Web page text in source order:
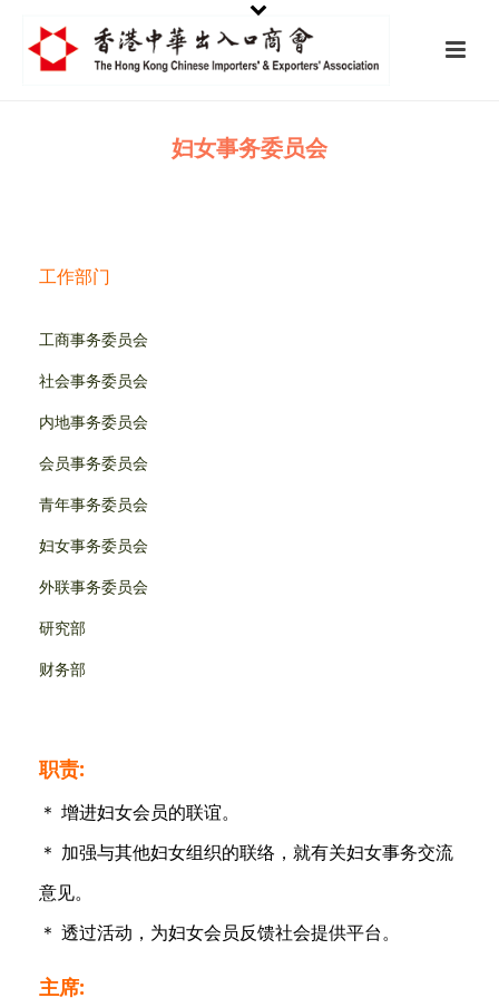
妇女事务委员会
工作部门
工商事务委员会
社会事务委员会
内地事务委员会
会员事务委员会
青年事务委员会
妇女事务委员会
外联事务委员会
研究部
财务部
职责:
＊ 增进妇女会员的联谊。
＊ 加强与其他妇女组织的联络，就有关妇女事务交流
意见。
＊ 透过活动，为妇女会员反馈社会提供平台。
主席: